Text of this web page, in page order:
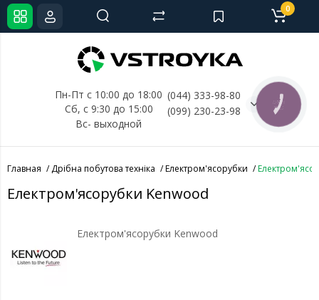
Пн-Пт с 10:00 до 18:00
Сб, с 9:30 до 15:00
Вс- выходной
(044) 333-98-80
(099) 230-23-98
0
Главная Дрібна побутова техніка Електром'ясорубки
Електром'ясорубки Kenwood
Електром'ясорубки Kenwood
КНОПКА
СВЯЗИ